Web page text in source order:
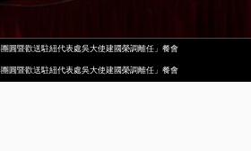
圓暨歡送駐紐代表處吳大使建國榮調離任」餐會
圓暨歡送駐紐代表處吳大使建國榮調離任」餐會